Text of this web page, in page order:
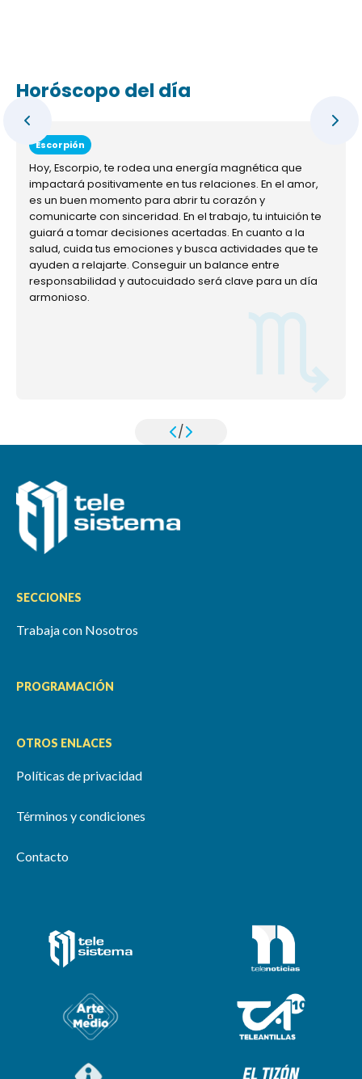
Horóscopo del día
Escorpión
Hoy, Escorpio, te rodea una energía magnética que
impactará positivamente en tus relaciones. En el amor,
es un buen momento para abrir tu corazón y
comunicarte con sinceridad. En el trabajo, tu intuición te
guiará a tomar decisiones acertadas. En cuanto a la
salud, cuida tus emociones y busca actividades que te
ayuden a relajarte. Conseguir un balance entre
responsabilidad y autocuidado será clave para un día
armonioso.
/
SECCIONES
Trabaja con Nosotros
PROGRAMACIÓN
OTROS ENLACES
Políticas de privacidad
Términos y condiciones
Contacto